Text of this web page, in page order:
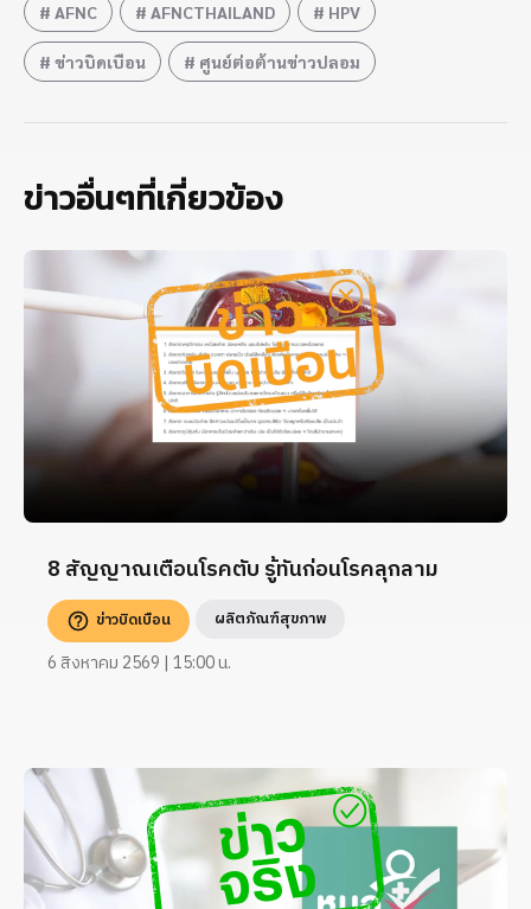
AFNC AFNCTHAILAND HPV
ข่าวบิดเบือน ศูนย์ต่อต้านข่าวปลอม
ข่าวอื่นๆที่เกี่ยวข้อง
8 สัญญาณเตือนโรคตับ รู้ทันก่อนโรคลุกลาม
ข่าวบิดเบือน ผลิตภัณฑ์สุขภาพ
6 สิงหาคม 2569 | 15:00 น.